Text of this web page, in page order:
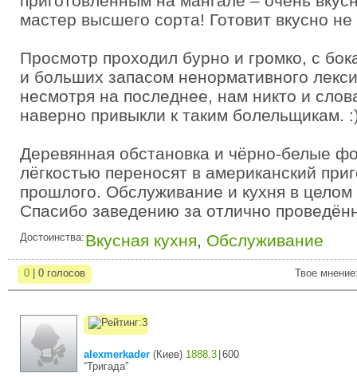
мастер высшего сорта! Готовит вкусно
Просмотр проходил бурно и громко, с
и больших запасом ненормативного
несмотря на последнее, нам никто и
наверно привыкли к таким болельщикам.
Деревянная обстановка и чёрно-белые
лёгкостью переносят в американский
прошлого. Обслуживание и кухня в
Спасибо заведению за отлично
Достоинства: Вкусная кухня, Обслуживание
0 | 0 голосов Твое
alexmerkader (Киев) 1888,3 600
“Тригада”